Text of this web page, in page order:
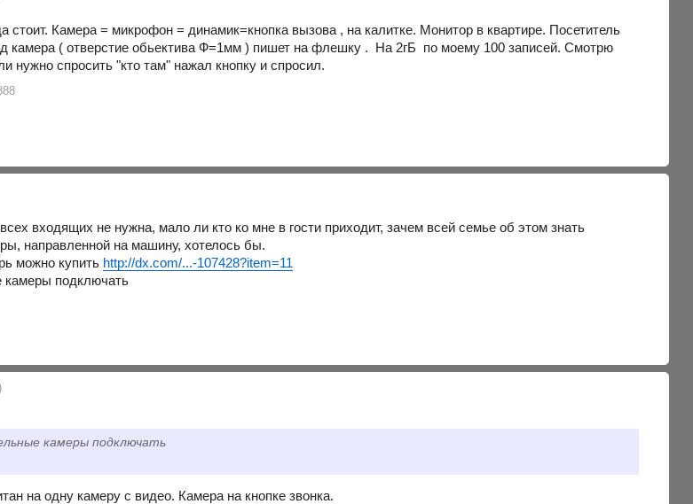
Камера = микрофон = динамик=кнопка вызова , на калитке. Монитор в квартире. Посетитель
камера ( отверстие обьектива Ф=1мм ) пишет на флешку . На 2гБ по моему 100 записей. Смотрю
нужно спросить "кто там" нажал кнопку и спросил.
входящих не нужна, мало ли кто ко мне в гости приходит, зачем всей семье об этом знать
направленной на машину, хотелось бы.
можно купить http://dx.com/...-107428?item=11
камеры подключать
камеры подключать
на одну камеру с видео. Камера на кнопке звонка.